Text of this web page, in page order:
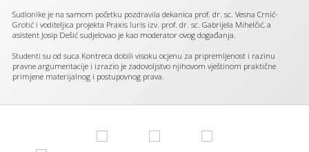
brightness_high Svijetli kontrast
format_underlined Podcrtaj poveznice
Vrati
na
cached
Sudionike je na samom početku pozdravila dekanica prof. dr. sc. Vesna Crnić-
Grotić i voditeljica projekta Praxis Iuris izv. prof. dr. sc. Gabrijela Mihelčić, a
asistent Josip Dešić sudjelovao je kao moderator ovog događanja.
Studenti su od suca Kontreca dobili visoku ocjenu za pripremljenost i razinu
pravne argumentacije i izrazio je zadovoljstvo njihovom vještinom praktične
primjene materijalnog i postupovnog prava.